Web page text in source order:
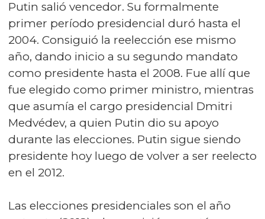
Putin salió vencedor. Su formalmente
primer período presidencial duró hasta el
2004. Consiguió la reelección ese mismo
año, dando inicio a su segundo mandato
como presidente hasta el 2008. Fue allí que
fue elegido como primer ministro, mientras
que asumía el cargo presidencial Dmitri
Medvédev, a quien Putin dio su apoyo
durante las elecciones. Putin sigue siendo
presidente hoy luego de volver a ser reelecto
en el 2012.
Las elecciones presidenciales son el año